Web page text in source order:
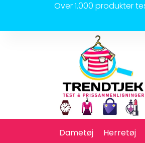
Over 1.000 produkter
Dametøj Herretøj